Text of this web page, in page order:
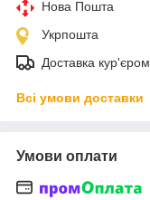
Нова Пошта
Укрпошта
Доставка кур'єром
Всі умови доставки
Умови оплати